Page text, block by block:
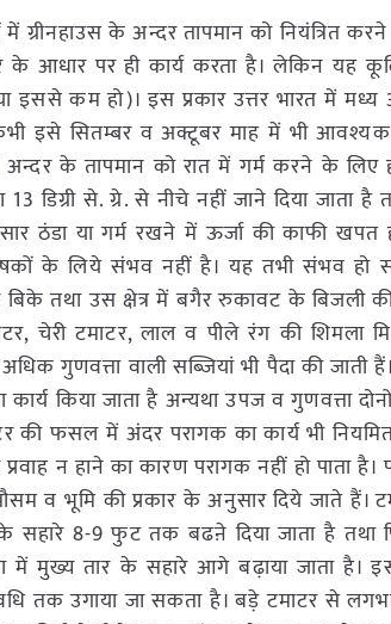
ग्रीनहाउस के अन्दर तापमान को नियंत्रित
आधार पर ही कार्य करता है। लेकिन यह
इससे कम हो)। इस प्रकार उत्तर भारत में
इसे सितम्बर व अक्टूबर माह में भी
के तापमान को रात में गर्म करने के लिए
से. ग्रे. से नीचे नहीं जाने दिया जाता है
ठंडा या गर्म रखने में ऊर्जा की काफी खपत
के लिये संभव नहीं है। यह तभी संभव हो
तथा उस क्षेत्र में बगैर रुकावट के बिजली
चेरी टमाटर, लाल व पीले रंग की शिमला
गुणवत्ता वाली सब्जियां भी पैदा की जाती
किया जाता है अन्यथा उपज व गुणवत्ता
की फसल में अंदर परागक का कार्य भी
न हाने का कारण परागक नहीं हो पाता
व भूमि की प्रकार के अनुसार दिये जाते हैं।
सहारे 8-9 फुट तक बढऩे दिया जाता है तथा
मुख्य तार के सहारे आगे बढ़ाया जाता है।
तक उगाया जा सकता है। बड़े टमाटर से